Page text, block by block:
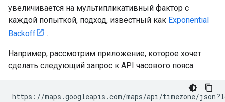
увеличивается на мультипликативный фактор с
каждой попыткой, подход, известный как Exponential
Backoff
.
Например, рассмотрим приложение, которое хочет
сделать следующий запрос к API часового пояса:
https://maps.googleapis.com/maps/api/timezone/